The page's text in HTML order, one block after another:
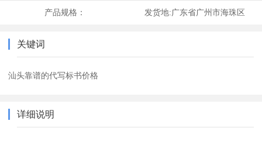
产品规格： 发货地:广东省广州市海珠区
关键词
汕头靠谱的代写标书价格
详细说明